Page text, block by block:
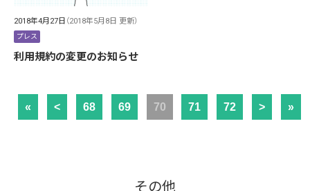
2018年4月27日 （2018年5月8日 更新）
プレス
利用規約の変更のお知らせ
« < 68 69 70 71 72 > »
その他